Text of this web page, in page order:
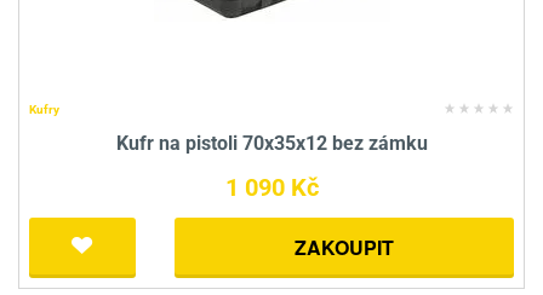
Kufry
Kufr na pistoli 70x35x12 bez zámku
1 090 Kč
ZAKOUPIT